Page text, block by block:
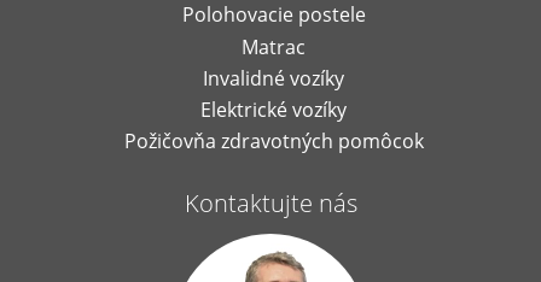
Polohovacie postele
Matrac
Invalidné vozíky
Elektrické vozíky
Požičovňa zdravotných pomôcok
Kontaktujte nás